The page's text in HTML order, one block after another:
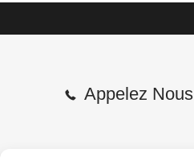
Appelez Nous